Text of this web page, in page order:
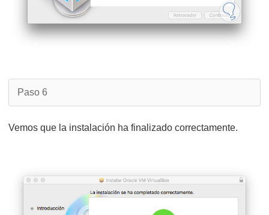
Paso 6
Vemos que la instalación ha finalizado correctamente.